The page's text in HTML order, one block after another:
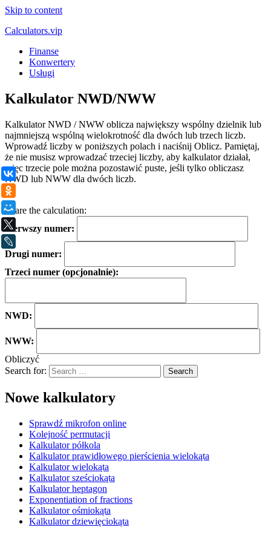
Skip to content
Calculators.vip
Finanse
Konwertery
Usługi
Kalkulator NWD/NWW
Kalkulator NWD / NWW oblicza największy wspólny dzielnik lub
najmniejszą wspólną wielokrotność dla dwóch lub trzech liczb.
Wprowadź liczby w poniższych polach i naciśnij Oblicz. Pamiętaj,
że nie musisz wprowadzać trzeciej liczby, aby kalkulator działał,
więc trzecie pole można pozostawić puste, jeśli tylko obliczasz
NWD lub NWW dla dwóch liczb.
.
Share the calculation:
Pierwszy numer:
Drugi numer:
Trzeci numer (opcjonalnie):
NWD:
NWW:
Obliczyć
Search for:
Nowe kalkulatory
Sprawdź mikrofon online
Kolejność permutacji
Kalkulator półkola
Kalkulator prawidłowego pierścienia wielokąta
Kalkulator wielokąta
Kalkulator sześciokąta
Kalkulator heptagon
Exponentiation of fractions
Kalkulator ośmiokąta
Kalkulator dziewięciokąta
ВКонтакте
Мой Мир